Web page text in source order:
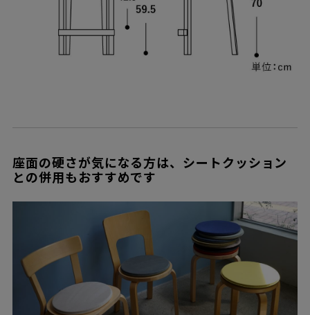
座面の硬さが気になる方は、シートクッション
との併用もおすすめです